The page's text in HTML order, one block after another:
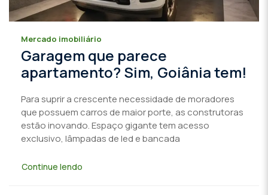
Mercado imobiliário
Garagem que parece
apartamento? Sim, Goiânia tem!
Para suprir a crescente necessidade de moradores
que possuem carros de maior porte, as construtoras
estão inovando. Espaço gigante tem acesso
exclusivo, lâmpadas de led e bancada
Continue lendo